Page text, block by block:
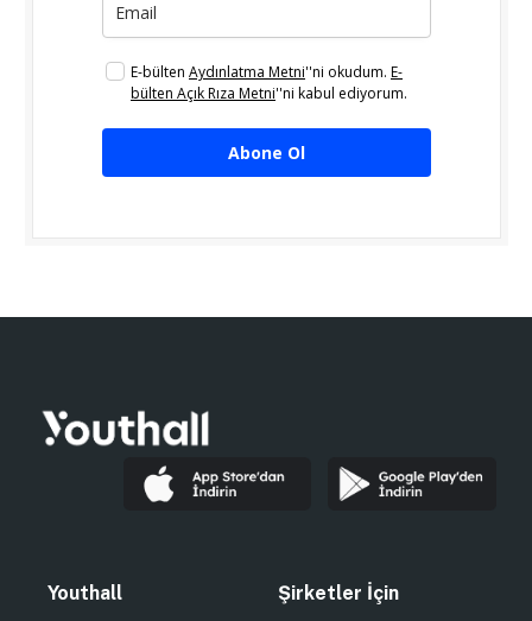
E-bülten Aydınlatma Metni''ni okudum. E-
bülten Açık Rıza Metni''ni kabul ediyorum.
Abone Ol
Youthall Şirketler İçin